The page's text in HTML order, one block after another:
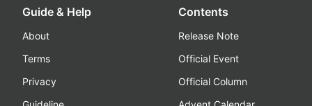
Guide & Help
About
Terms
Privacy
Contents
Release Note
Official Event
Official Column